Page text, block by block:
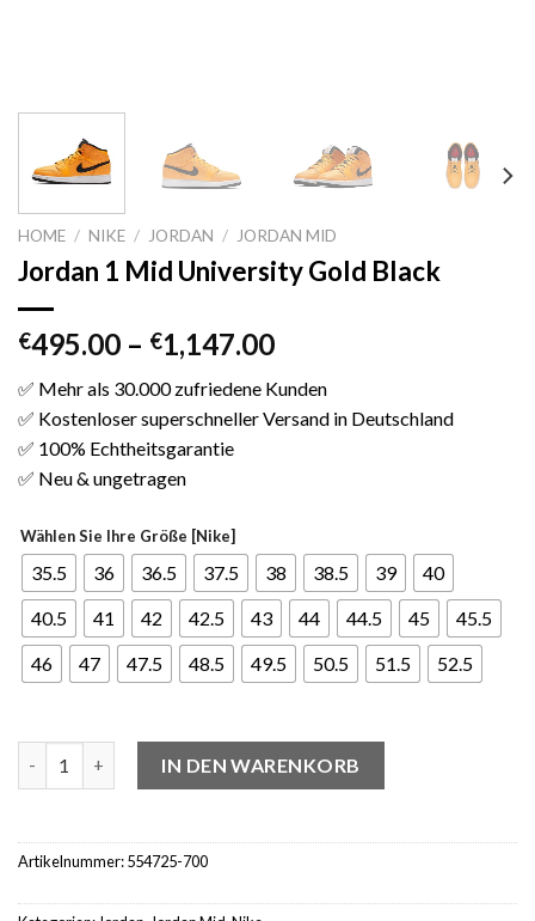
HOME / NIKE / JORDAN / JORDAN MID
Jordan 1 Mid University Gold Black
€495.00 – €1,147.00
✅ Mehr als 30.000 zufriedene Kunden
✅ Kostenloser superschneller Versand in Deutschland
✅ 100% Echtheitsgarantie
✅ Neu & ungetragen
Wählen Sie Ihre Größe [Nike]
35.5 36 36.5 37.5 38 38.5 39
40
40.5
41 42 42.5 43 44 44.5 45
45.5
46
47 47.5 48.5 49.5 50.5 51.5 52.5
IN DEN WARENKORB
Artikelnummer:554725-700